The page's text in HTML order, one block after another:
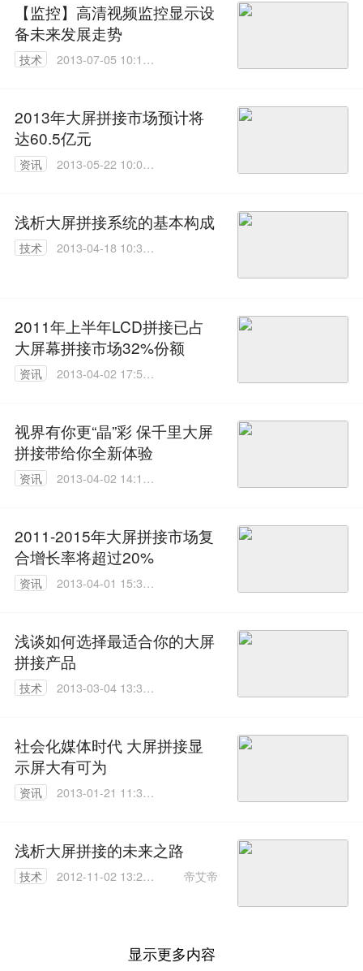
【监控】高清视频监控显示设
备未来发展走势
技术
2013-07-05 10:19:
2013年大屏拼接市场预计将
达60.5亿元
资讯
2013-05-22 10:02:
浅析大屏拼接系统的基本构成
技术
2013-04-18 10:34:
2011年上半年LCD拼接已占
大屏幕拼接市场32%份额
资讯
2013-04-02 17:57:
视界有你更“晶”彩 保千里大屏
拼接带给你全新体验
资讯
2013-04-02 14:13:
2011-2015年大屏拼接市场复
合增长率将超过20%
资讯
2013-04-01 15:39:
浅谈如何选择最适合你的大屏
拼接产品
技术
2013-03-04 13:31:
社会化媒体时代 大屏拼接显
示屏大有可为
资讯
2013-01-21 11:35:
浅析大屏拼接的未来之路
技术
2012-11-02 13:26:
帝艾帝
显示更多内容